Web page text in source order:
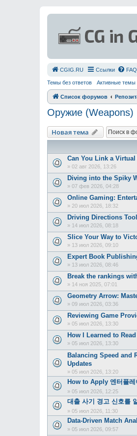
СGIG.RU Ссылки FAQ
Темы без ответов Активные темы
Список форумов
Оружие (Weapons)
Новая тема
Can You Link a
» 02 авг 2026, 13:26
Diving into the Spiky
» 07 фев 2026, 04:28
Online Gaming:
» 20 июл 2026, 18:32
Driving Directions
» 14 июл 2026, 08:18
Slice Your Way to
» 13 июл 2026, 09:10
Expert Book
» 13 июл 2026, 08:46
Break the rankings
» 14 ноя 2025, 07:01
Geometry Arrow:
» 09 июл 2026, 03:36
Reviewing Game
» 05 июл 2026, 13:30
How I Learned to
» 05 июл 2026, 13:30
Balancing Speed and
Updates
» 05 июл 2026, 13:20
How to Apply 엔터플
» 05 июл 2026, 12:25
대출 사기 경고 신호를
» 05 июл 2026, 11:30
Data-Driven Match
» 05 июл 2026, 09:57